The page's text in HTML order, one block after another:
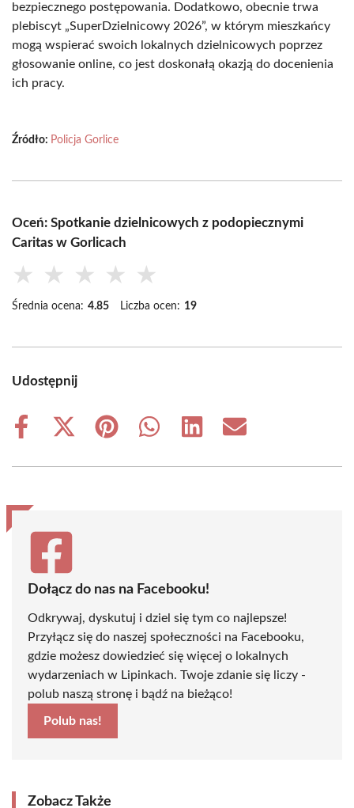
bezpiecznego postępowania. Dodatkowo, obecnie trwa
plebiscyt „SuperDzielnicowy 2026”, w którym mieszkańcy
mogą wspierać swoich lokalnych dzielnicowych poprzez
głosowanie online, co jest doskonałą okazją do docenienia
ich pracy.
Źródło: Policja Gorlice
Oceń: Spotkanie dzielnicowych z podopiecznymi
Caritas w Gorlicach
★ ★ ★ ★ ★
Średnia ocena: 4.85 Liczba ocen: 19
Udostępnij
Share
Share
(Twitter)
Share
Share
Share
Share
Dołącz do nas na Facebooku!
Odkrywaj, dyskutuj i dziel się tym co najlepsze!
Przyłącz się do naszej społeczności na Facebooku,
gdzie możesz dowiedzieć się więcej o lokalnych
wydarzeniach w Lipinkach. Twoje zdanie się liczy -
polub naszą stronę i bądź na bieżąco!
Polub nas!
Zobacz Także